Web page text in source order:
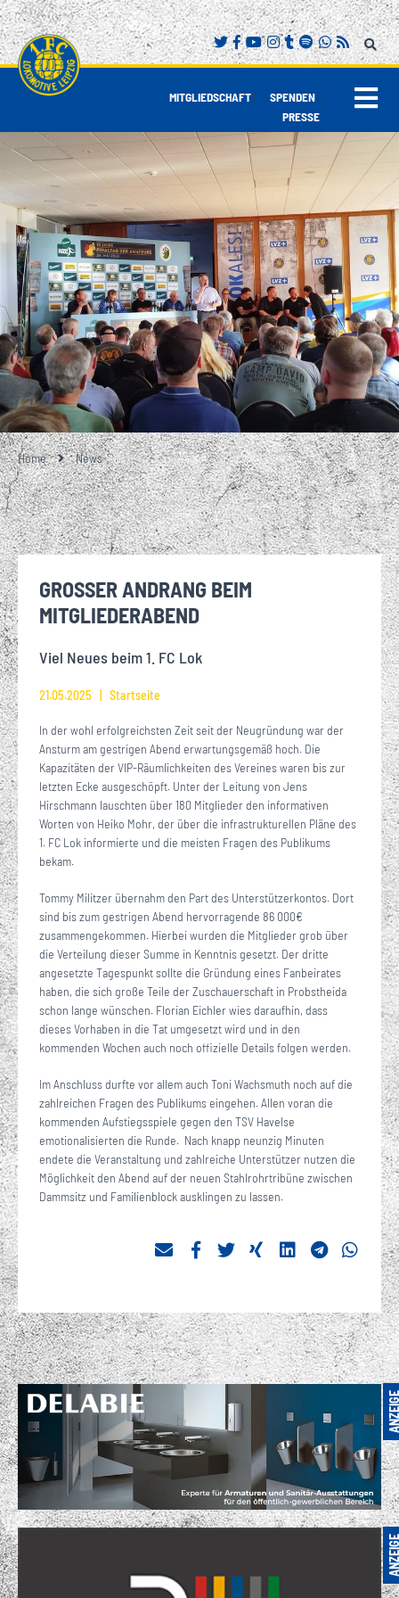
MITGLIEDSCHAFT| SPENDEN |
PRESSE
Home News
GROSSER ANDRANG BEIM
MITGLIEDERABEND
Viel Neues beim 1. FC Lok
21.05.2025 Startseite
In der wohl erfolgreichsten Zeit seit der Neugründung war der
Ansturm am gestrigen Abend erwartungsgemäß hoch. Die
Kapazitäten der VIP-Räumlichkeiten des Vereines waren bis zur
letzten Ecke ausgeschöpft. Unter der Leitung von Jens
Hirschmann lauschten über 180 Mitglieder den informativen
Worten von Heiko Mohr, der über die infrastrukturellen Pläne des
1. FC Lok informierte und die meisten Fragen des Publikums
bekam.
Tommy Militzer übernahm den Part des Unterstützerkontos. Dort
sind bis zum gestrigen Abend hervorragende 86 000€
zusammengekommen. Hierbei wurden die Mitglieder grob über
die Verteilung dieser Summe in Kenntnis gesetzt. Der dritte
angesetzte Tagespunkt sollte die Gründung eines Fanbeirates
haben, die sich große Teile der Zuschauerschaft in Probstheida
schon lange wünschen. Florian Eichler wies daraufhin, dass
dieses Vorhaben in die Tat umgesetzt wird und in den
kommenden Wochen auch noch offizielle Details folgen werden.
Im Anschluss durfte vor allem auch Toni Wachsmuth noch auf die
zahlreichen Fragen des Publikums eingehen. Allen voran die
kommenden Aufstiegsspiele gegen den TSV Havelse
emotionalisierten die Runde. Nach knapp neunzig Minuten
endete die Veranstaltung und zahlreiche Unterstützer nutzen die
Möglichkeit den Abend auf der neuen Stahlrohrtribüne zwischen
Dammsitz und Familienblock ausklingen zu lassen.